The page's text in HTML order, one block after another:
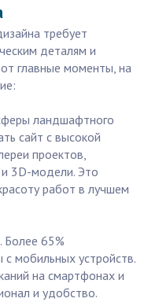
требует
деталям и
главные моменты, на
ландшафтного
сайт с высокой
проектов,
3D-модели. Это
работ в лучшем
Более 65%
с мобильных устройств.
на смартфонах и
и удобство.